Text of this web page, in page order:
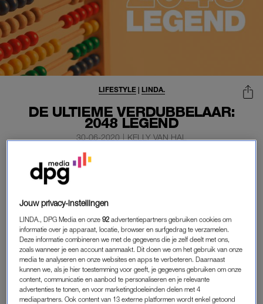
DE ULTIEME VERDUBBELAAR:
2048 LEGEND
LIFESTYLE| LINDA.
30-06-2020 | KELLY VAN HAL
Voor mensen die geen John heten maar wel graag een
Legend willen worden: 2048 Legend. Voor de maximale
van 2048 moet zien op te tellen.
2048 LEGEND SPELEN
HOE SPEEL JE 2048 LEGEND?
Jouw privacy-instellingen
LINDA., DPG Media en onze92 advertentiepartners gebruiken cookies om
informatie over je apparaat, locatie, browser en surfgedrag te verzamelen.
Deze informatie combineren we met de gegevens die je zelf deelt met ons,
zoals wanneer je een account aanmaakt. Dit doen we om het gebruik van onze
media te analyseren en onze websites en apps te verbeteren. Daarnaast
kunnen we, als je hier toestemming voor geeft, je gegevens gebruiken om onze
content, communicatie en aanbod te personaliseren en je relevante
advertenties te tonen, en voor marketingdoeleinden delen met 4
mediapartners. Ook content van 13 externe platformen wordt enkel getoond